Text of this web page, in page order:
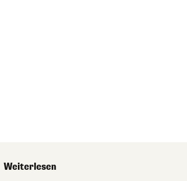
Weiterlesen